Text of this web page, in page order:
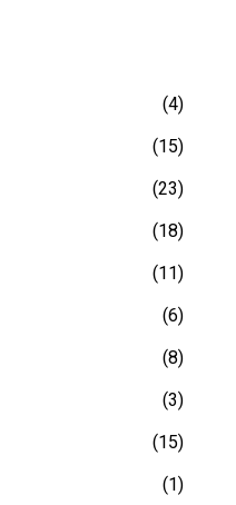
(4)
(15)
(23)
(18)
(11)
(6)
(8)
(3)
(15)
(1)